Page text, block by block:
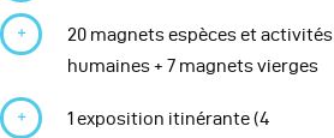
20 magnets espèces et activités
humaines + 7 magnets vierges
1 exposition itinérante (4